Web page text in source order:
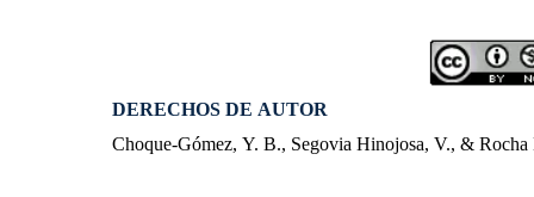
DERECHOS DE AUTOR
Choque-Gómez, Y. B., Segovia Hinojosa, V., &